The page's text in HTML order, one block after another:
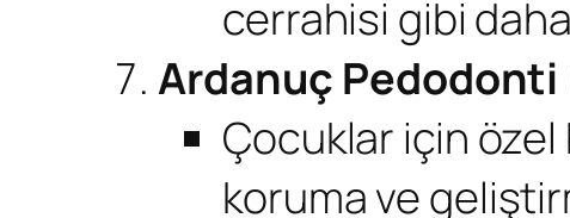
cerrahisi gibi
Ardanuç
Çocuklar için özel
koruma ve